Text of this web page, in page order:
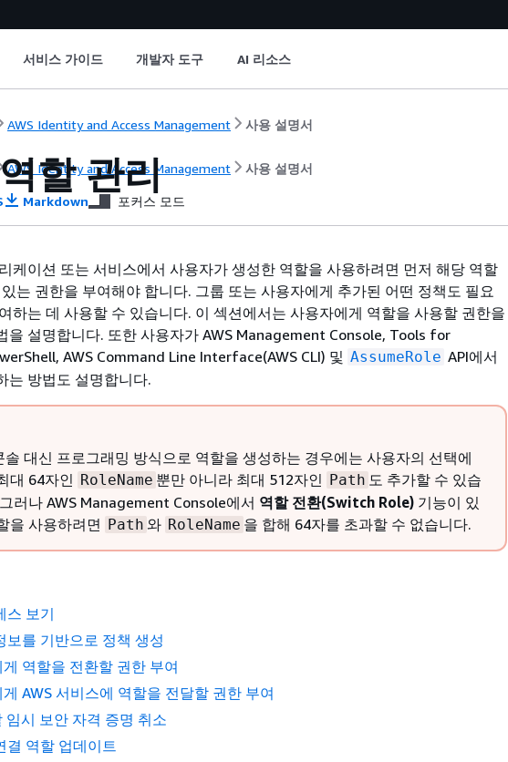
서비스 가이드 개발자 도구 AI 리소스
AWS Identity and Access Management 사용 설명서
AWS Identity and Access Management 사용 설명서
할 관리
Markdown 포커스 모드
케이션 또는 서비스에서 사용자가 생성한 역할을 사용하려면 먼저 해당 역할
는 권한을 부여해야 합니다. 그룹 또는 사용자에게 추가된 어떤 정책도 필요
하는 데 사용할 수 있습니다. 이 섹션에서는 사용자에게 역할을 사용할 권한을
을 설명합니다. 또한 사용자가 AWS Management Console, Tools for
AWS Command Line Interface(AWS CLI) 및 AssumeRole API에서
는 방법도 설명합니다.
솔 대신 프로그래밍 방식으로 역할을 생성하는 경우에는 사용자의 선택에
대 64자인 RoleName 뿐만 아니라 최대 512자인 Path 도 추가할 수 있습
러나 AWS Management Console에서 역할 전환(Switch Role) 기능이 있
을 사용하려면 Path 와 RoleName 을 합해 64자를 초과할 수 없습니다.
스 보기
보를 기반으로 정책 생성
역할을 전환할 권한 부여
AWS 서비스에 역할을 전달할 권한 부여
임시 보안 자격 증명 취소
결 역할 업데이트